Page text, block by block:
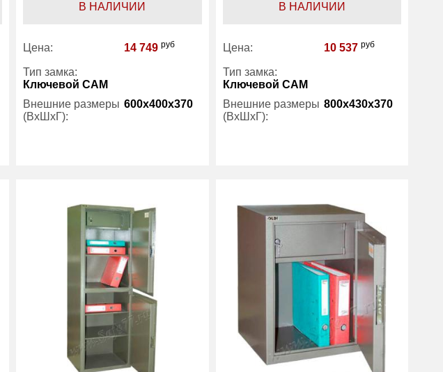
В НАЛИЧИИ
Цена: 14 749 руб
Тип замка:
Ключевой САМ
Внешние размеры
(ВхШхГ):
600x400x370
33
1 год
В НАЛИЧИИ
Цена: 10 537 руб
Тип замка:
Ключевой САМ
Внешние размеры
(ВхШхГ):
800x430x370
Гарантия: 1 год